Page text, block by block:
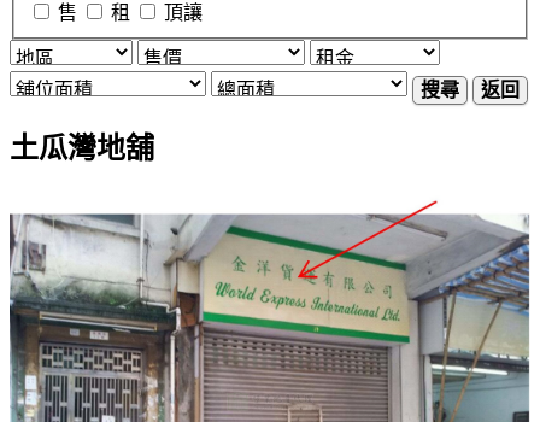
售 租 頂讓
搜尋 返回
土瓜灣地舖